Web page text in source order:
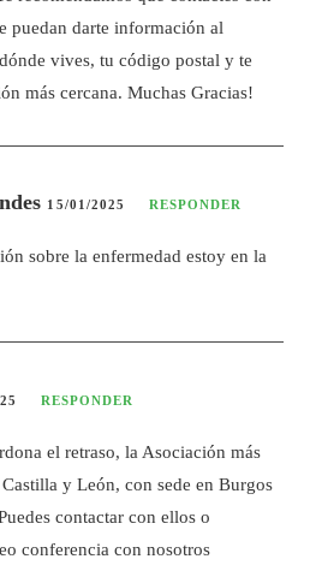
puedan darte información al
vives, tu código postal y te
más cercana. Muchas Gracias!
15/01/2025 RESPONDER
sobre la enfermedad estoy en la
RESPONDER
el retraso, la Asociación más
y León, con sede en Burgos
contactar con ellos o
conferencia con nosotros